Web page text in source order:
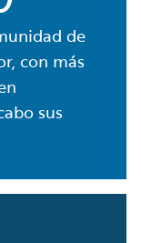
de
con más
sus